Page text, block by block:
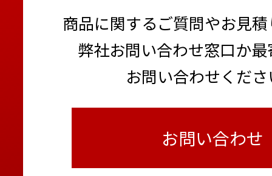
商品に関するご質問やお見
弊社お問い合わせ窓口か
お問い合わせくだ
お問い合わせ